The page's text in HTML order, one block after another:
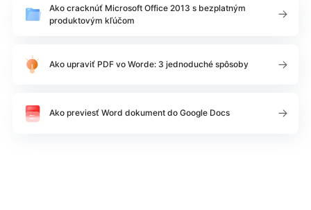
Ako cracknúť Microsoft Office 2013 s bezplatným
produktovým kľúčom
Ako upraviť PDF vo Worde: 3 jednoduché spôsoby
Ako previesť Word dokument do Google Docs